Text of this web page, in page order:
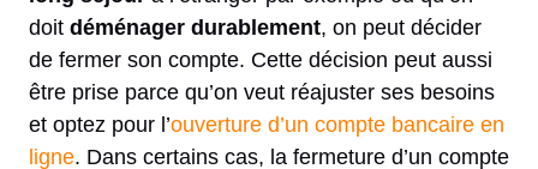
doit déménager durablement, on peut décider
de fermer son compte. Cette décision peut aussi
être prise parce qu’on veut réajuster ses besoins
et optez pour l’ouverture d’un compte bancaire en
ligne. Dans certains cas, la fermeture d’un compte